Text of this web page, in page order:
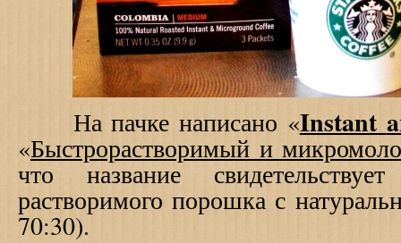
На пачке написано «Instant
«Быстрорастворимый и
что название
растворимого порошка с
70:30).